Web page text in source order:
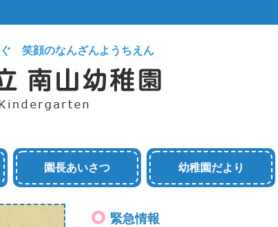
笑顔のなんざんようちえん
園長あいさつ 幼稚園だより
緊急情報